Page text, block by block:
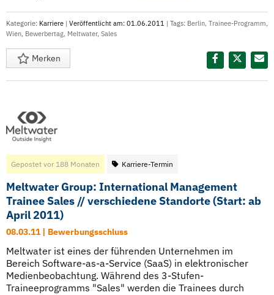
Kategorie: Karriere | Veröffentlicht am: 01.06.2011 | Tags: Berlin, Trainee-Programm,
Wien, Bewerbertag, Meltwater, Sales
Merken
Gepostet vor 188 Monaten Karriere-Termin
Meltwater Group: International Management
Trainee Sales // verschiedene Standorte (Start: ab
April 2011)
08.03.11 | Bewerbungsschluss
Meltwater ist eines der führenden Unternehmen im
Bereich Software-as-a-Service (SaaS) in elektronischer
Medienbeobachtung. Während des 3-Stufen-
Traineeprogramms "Sales" werden die Trainees durch